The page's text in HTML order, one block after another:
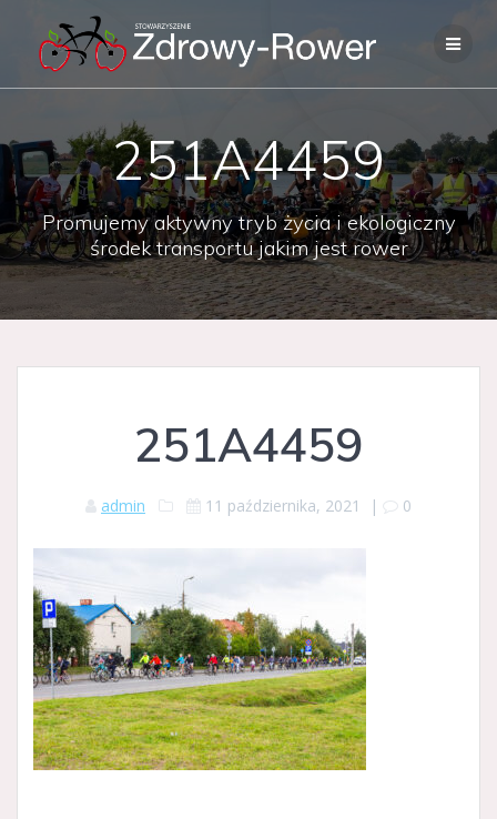
content
251A4459
Promujemy aktywny tryb życia i ekologiczny
środek transportu jakim jest rower
251A4459
admin 11 października, 2021 | 0